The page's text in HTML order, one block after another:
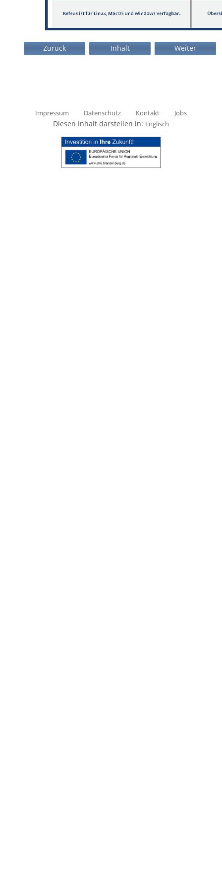
Weiter
Inhalt
Zurück
Impressum Datenschutz Kontakt Jobs
Diesen Inhalt darstellen in: Englisch